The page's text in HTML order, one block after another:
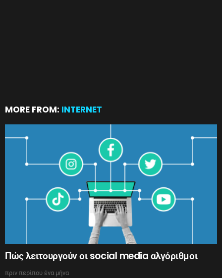
MORE FROM: INTERNET
Πώς λειτουργούν οι social media αλγόριθμοι
πριν περίπου ένα μήνα